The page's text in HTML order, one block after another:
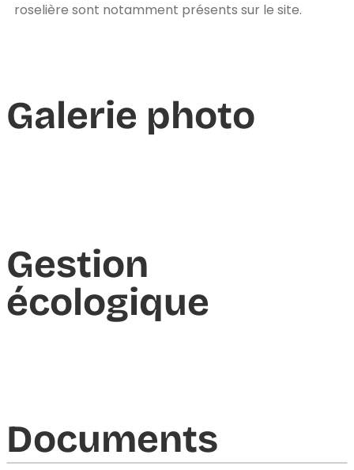
roselière sont notamment présents sur le site.
Galerie photo
Gestion
écologique
Documents​